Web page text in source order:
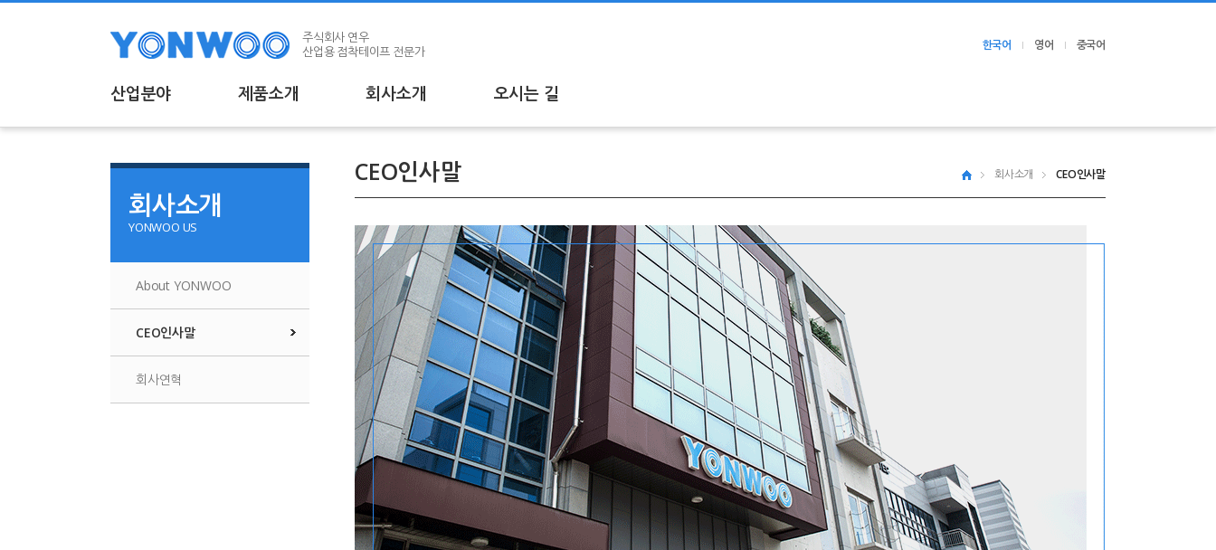
상단메뉴 바로가기
본문 바로가기
본문 하위메뉴 바로가기
하단 바로가기
주식회사 연우
산업용 점착테이프 전문가
한국어 영어 중국어
산업분야 제품소개 회사소개 오시는 길
산업분야
- 자동차 및 운송장비
제품소개
- 보호용테이프
- 양면 PET필름 테이프
- 양면 부직포 테이프
- 양면 폼 테이프
- Differential Tape
- 무기재 테이프
- 차광테이프
- 수용성테이프
- About YONWOO
- CEO인사말
- 회사연혁
- 군포 영업소 / 가공공장
회사소개
YONWOO US
About YONWOO
CEO인사말
회사연혁
CEO인사말 회사소개 CEO인사말